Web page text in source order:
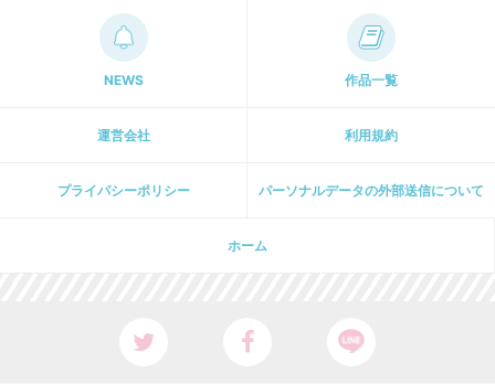
NEWS 作品一覧
運営会社 利用規約
プライパシーポリシー パーソナルデータの外部送信について
ホーム